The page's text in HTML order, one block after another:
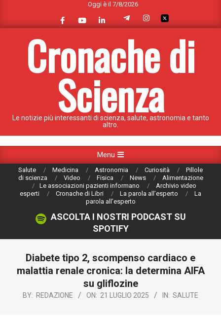
content
Oggi è il 7/8/2026
Cronache di
Scienza
Le notizie più interessanti di scienza, salute, astronomia e tanto
altro.
Navigation
Menu
Salute Medicina Astronomia Curiosità
Pillole
di scienza
Video Fisica News
Alimentazione
Le associazioni pazienti informano
Archivio video
esperti
Cronache di Libri La parola all’esperto
La
parola all’esperto
ASCOLTA I NOSTRI PODCAST SU
SPOTIFY
Diabete tipo 2, scompenso cardiaco e
malattia renale cronica: la determina AIFA
su gliflozine
BY: REDAZIONE ON: 21 LUGLIO 2025 IN: SALUTE